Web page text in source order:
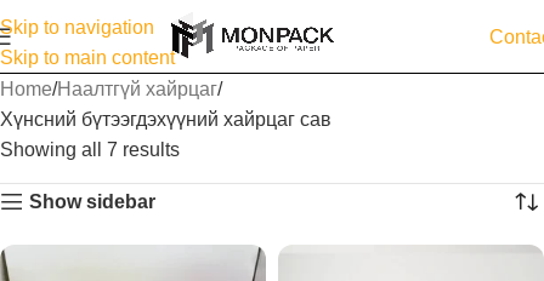
Skip to navigation
Skip to main content
Home Наалтгүй хайрцаг
Хүнсний бүтээгдэхүүний хайрцаг сав
Showing all 7 results
Show sidebar